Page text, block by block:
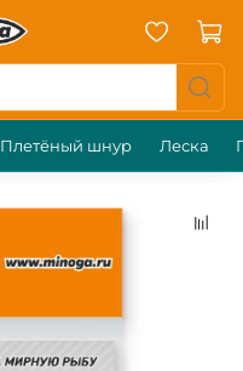
Плетёный шнур Леска